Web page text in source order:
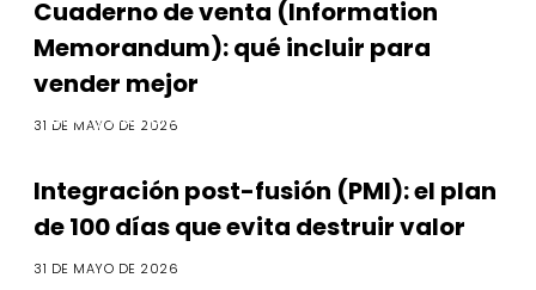
Cuaderno de venta (Information
Memorandum): qué incluir para
vender mejor
31 DE MAYO DE 2026
M&A y Compraventa
Integración post-fusión (PMI): el plan
de 100 días que evita destruir valor
31 DE MAYO DE 2026